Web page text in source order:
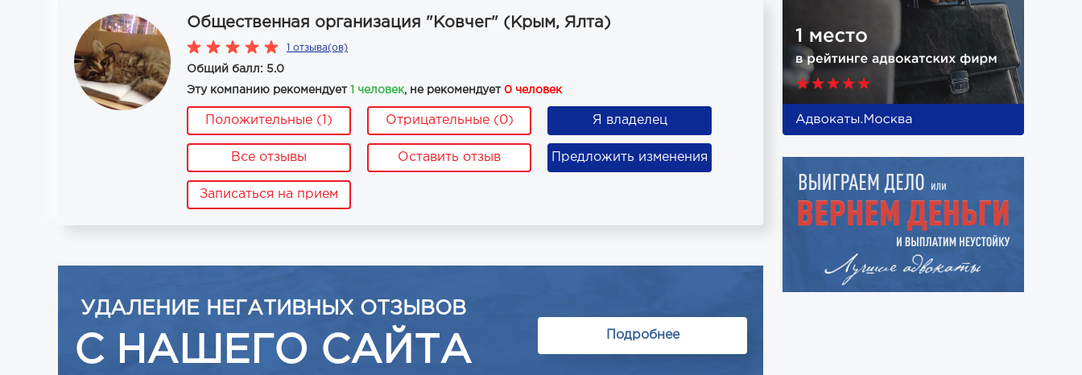
Общественная организация "Ковчег" (Крым, Ялта)
1 отзыва(ов)
Общий балл: 5.0
Эту компанию рекомендует 1 человек, не рекомендует 0 человек
Положительные (1) Отрицательные (0) Я владелец
Все отзывы Оставить отзыв Предложить изменения
Записаться на прием
УДАЛЕНИЕ НЕГАТИВНЫХ ОТЗЫВОВ
С НАШЕГО САЙТА Подробнее